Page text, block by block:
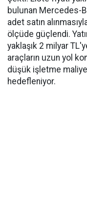
bulunan Mercedes-
adet satın
ölçüde güçlendi.
yaklaşık 2 milyar
araçların uzun yol
düşük işletme
hedefleniyor.